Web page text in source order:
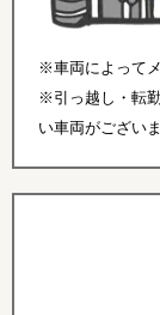
※車両によって
※引っ越し・転
い車両がございま